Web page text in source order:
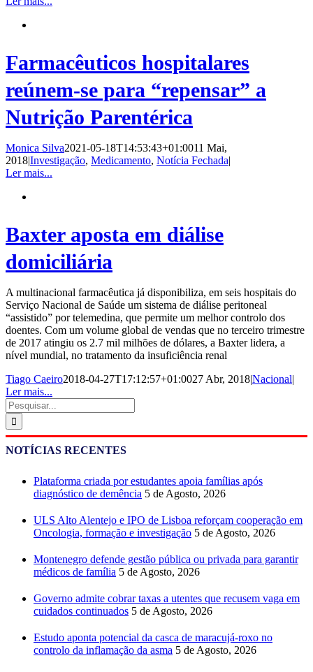
Farmacêuticos hospitalares
reúnem-se para “repensar” a
Nutrição Parentérica
Monica Silva2021-05-18T14:53:43+01:0011 Mai,
2018|Investigação, Medicamento, Notícia Fechada|
Ler mais...
Baxter aposta em diálise
domiciliária
A multinacional farmacêutica já disponibiliza, em seis hospitais do
Serviço Nacional de Saúde um sistema de diálise peritoneal
“assistido” por telemedina, que permite um melhor controlo dos
doentes. Com um volume global de vendas que no terceiro trimestre
de 2017 atingiu os 2.7 mil milhões de dólares, a Baxter lidera, a
nível mundial, no tratamento da insuficiência renal
Tiago Caeiro2018-04-27T17:12:57+01:0027 Abr, 2018|Nacional|
Ler mais...
Pesquisar
NOTÍCIAS RECENTES
Plataforma criada por estudantes apoia famílias após
diagnóstico de demência 5 de Agosto, 2026
ULS Alto Alentejo e IPO de Lisboa reforçam cooperação em
Oncologia, formação e investigação 5 de Agosto, 2026
Montenegro defende gestão pública ou privada para garantir
médicos de família 5 de Agosto, 2026
Governo admite cobrar taxas a utentes que recusem vaga em
cuidados continuados 5 de Agosto, 2026
Estudo aponta potencial da casca de maracujá-roxo no
controlo da inflamação da asma 5 de Agosto, 2026